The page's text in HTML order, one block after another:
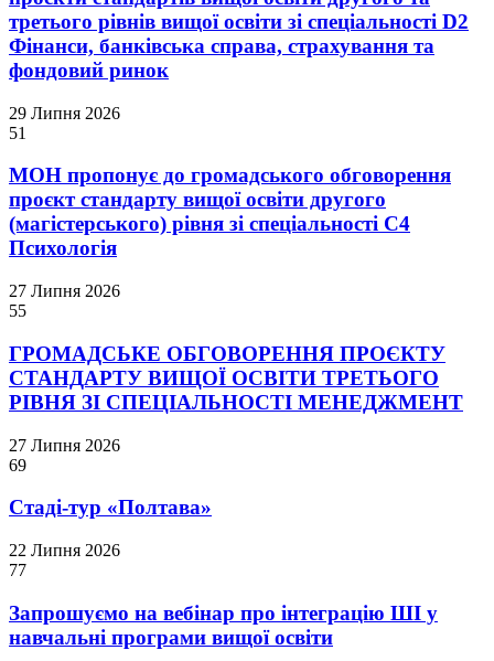
третього рівнів вищої освіти зі спеціальності D2
Фінанси, банківська справа, страхування та
фондовий ринок
29 Липня 2026
51
МОН пропонує до громадського обговорення
проєкт стандарту вищої освіти другого
(магістерського) рівня зі спеціальності С4
Психологія
27 Липня 2026
55
ГРОМАДСЬКЕ ОБГОВОРЕННЯ ПРОЄКТУ
СТАНДАРТУ ВИЩОЇ ОСВІТИ ТРЕТЬОГО
РІВНЯ ЗІ СПЕЦІАЛЬНОСТІ МЕНЕДЖМЕНТ
27 Липня 2026
69
Стаді-тур «Полтава»
22 Липня 2026
77
Запрошуємо на вебінар про інтеграцію ШІ у
навчальні програми вищої освіти